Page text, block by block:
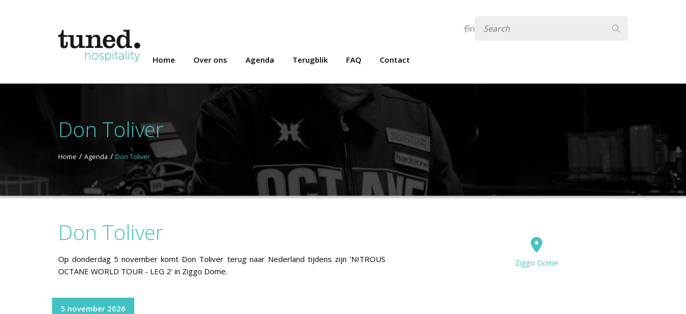
Home Over ons Agenda Terugblik FAQ Contact
Don Toliver
Home Agenda Don Toliver
Don Toliver
Op donderdag 5 november komt Don Toliver terug naar Nederland tijdens zijn 'NITROUS
OCTANE WORLD TOUR - LEG 2' in Ziggo Dome.
Ziggo Dome
5 november 2026